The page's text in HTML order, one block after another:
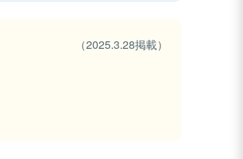
（2025.3.28掲載）